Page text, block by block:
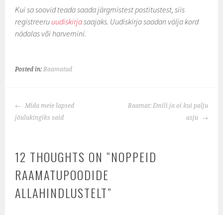
Kui sa soovid teada saada järgmistest postitustest, siis
registreeru uudiskirjasaajaks. Uudiskirja saadan välja kord
nädalas või harvemini.
Posted in:Raamatud
POST
NAVIGATION
Mida meie lapsed
jõulukingiks said
Raamat: Emili ja oi kui palju
asju
12 THOUGHTS ON “NOPPEID
RAAMATUPOODIDE
ALLAHINDLUSTELT”